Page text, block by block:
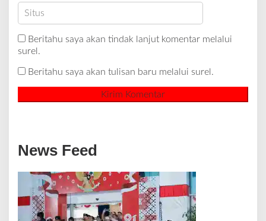
Beritahu saya akan tindak lanjut komentar melalui
surel.
Beritahu saya akan tulisan baru melalui surel.
News Feed